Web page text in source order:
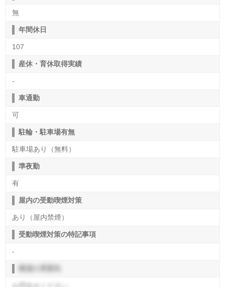
無
年間休日
107
産休・育休取得実績
-
車通勤
可
駐輪・駐車場有無
駐車場あり（無料）
準夜勤
有
屋内の受動喫煙対策
あり（屋内禁煙）
受動喫煙対策の特記事項
-
職場の雰囲気
お問合せください